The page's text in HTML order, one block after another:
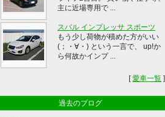
主に近場専用で ...
スバル インプレッサ スポーツ
もう少し荷物が積めた方がいい
(；・∀・) という一言で、 up!か
ら何故かインプ ...
[愛車一覧 ]
過去のブログ